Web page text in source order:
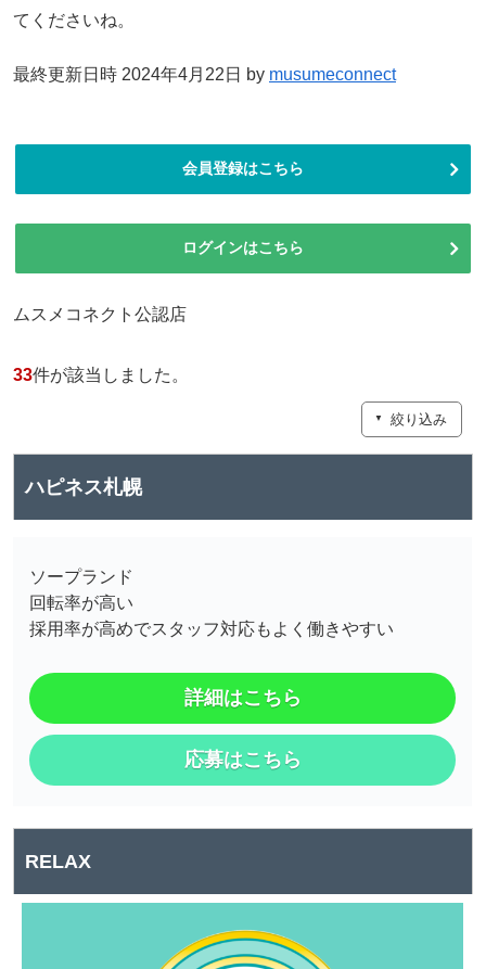
てくださいね。
最終更新日時 2024年4月22日 by musumeconnect
会員登録はこちら
ログインはこちら
ムスメコネクト公認店
33件が該当しました。
▼ 絞り込み
ハピネス札幌
ソープランド
回転率が高い
採用率が高めでスタッフ対応もよく働きやすい
詳細はこちら
応募はこちら
RELAX